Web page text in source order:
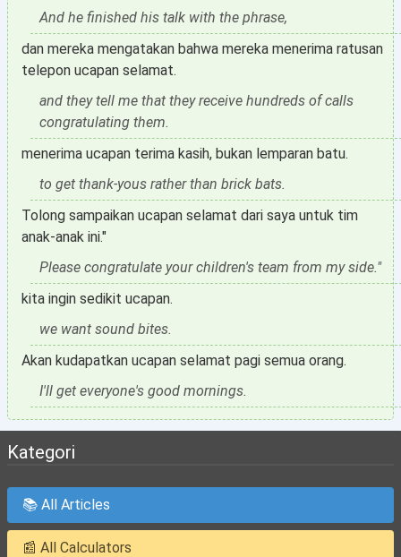
And he finished his talk with the phrase,
dan mereka mengatakan bahwa mereka menerima ratusan
telepon ucapan selamat.
and they tell me that they receive hundreds of calls
congratulating them.
menerima ucapan terima kasih, bukan lemparan batu.
to get thank-yous rather than brick bats.
Tolong sampaikan ucapan selamat dari saya untuk tim
anak-anak ini."
Please congratulate your children's team from my side."
kita ingin sedikit ucapan.
we want sound bites.
Akan kudapatkan ucapan selamat pagi semua orang.
I'll get everyone's good mornings.
Kategori
📚 All Articles
📰 All Calculators